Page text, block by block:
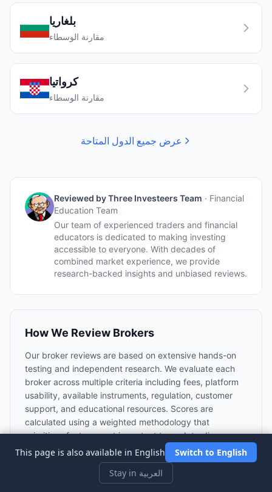
بلغاريا
مقارنة الوسطاء
كرواتيا
مقارنة الوسطاء
عرض جميع الدول المتاحة
Reviewed byThree Investeers Team · Financial
Education Team
Our team of experienced traders and financial
educators is dedicated to making investing
accessible to everyone. With decades of
combined market experience, we provide
research-backed insights and unbiased reviews.
How We Review Brokers
Our broker reviews are based on extensive hands-on
testing and independent research. We evaluate each
broker across multiple criteria including fees, platform
usability, available instruments, regulation, customer
support, and educational resources. Scores are
calculated using a weighted methodology that
prioritizes factors most important to each trading
category.
Independent reviews— not influenced by broker
This page is also available in English
Switch to English
Stay in العربية